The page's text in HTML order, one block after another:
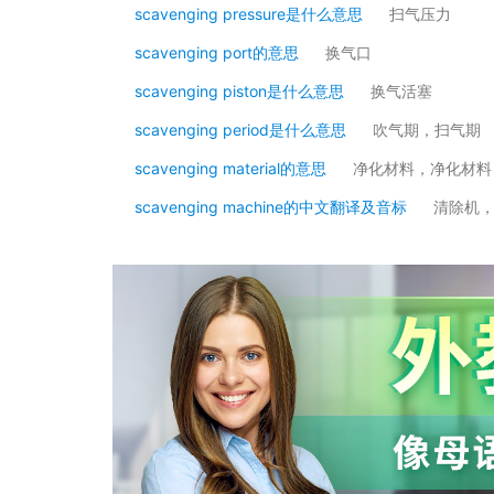
scavenging pressure是什么意思 扫气压力
scavenging port的意思 换气口
scavenging piston是什么意思 换气活塞
scavenging period是什么意思 吹气期，扫气期
scavenging material的意思 净化材料，净化材料
scavenging machine的中文翻译及音标 清除机